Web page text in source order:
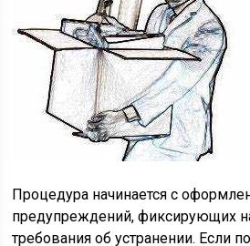
Процедура начинается с
предупреждений, фиксирующих
требования об устранении. Если